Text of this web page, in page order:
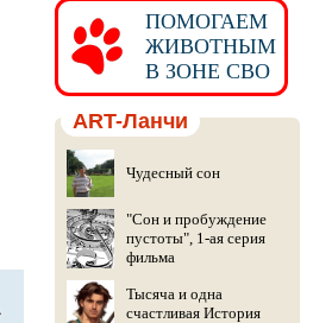
ПОМОГАЕМ
ЖИВОТНЫМ
В ЗОНЕ СВО
ART-Ланчи
Чудесный сон
"Сон и пробуждение
пустоты", 1-ая серия
фильма
Тысяча и одна
счастливая История